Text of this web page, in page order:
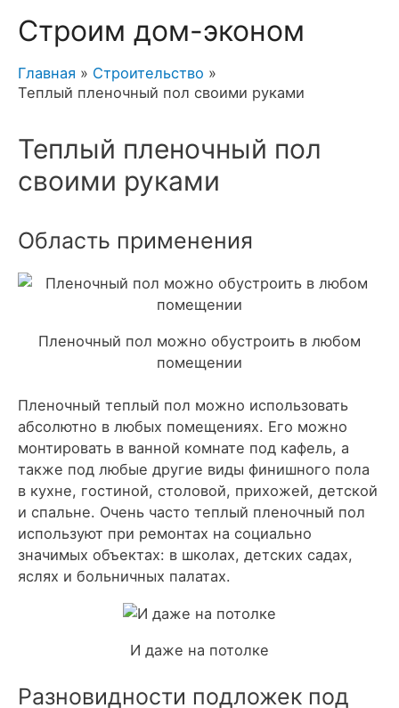
Строим дом-эконом
Главная
Строительство
Теплый пленочный пол своими руками
Теплый пленочный пол
своими руками
Область применения
Пленочный пол можно обустроить в любом
помещении
Пленочный теплый пол можно использовать
абсолютно в любых помещениях. Его можно
монтировать в ванной комнате под кафель, а
также под любые другие виды финишного пола
в кухне, гостиной, столовой, прихожей, детской
и спальне. Очень часто теплый пленочный пол
используют при ремонтах на социально
значимых объектах: в школах, детских садах,
яслях и больничных палатах.
И даже на потолке
Разновидности подложек под